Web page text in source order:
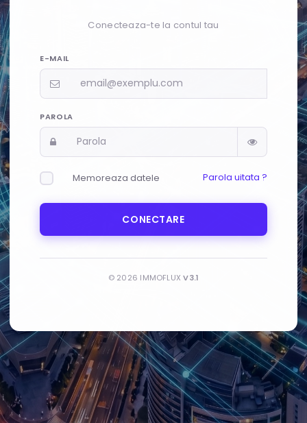
Conecteaza-te la contul tau
E-MAIL
PAROLA
Memoreaza datele Parola uitata ?
CONECTARE
© 2026 IMMOFLUXV3.1